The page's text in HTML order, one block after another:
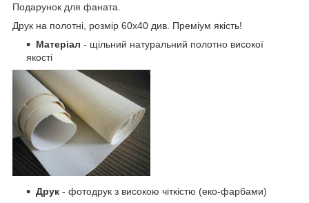
Подарунок для фаната.
Друк на полотні, розмір 60x40 див. Преміум якість!
Матеріал - щільний натуральний полотно високої
якості
Друк - фотодрук з високою чіткістю (еко-фарбами)